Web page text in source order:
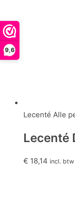
9,6
Lecenté Alle
Lecenté
€ 18,14 incl.